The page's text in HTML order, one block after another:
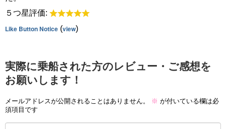
５つ星評価:
Like Button Notice (view)
実際に乗船された方のレビュー・ご感想を
お願いします！
メールアドレスが公開されることはありません。 ※ が付いている欄は必
須項目です